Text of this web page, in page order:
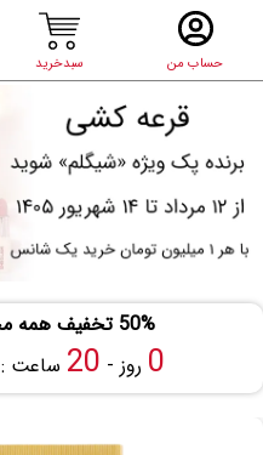
حساب من سبدخرید
50% تخفیف همه محصولات ویژه تابستان
0 روز - 20 ساعت :